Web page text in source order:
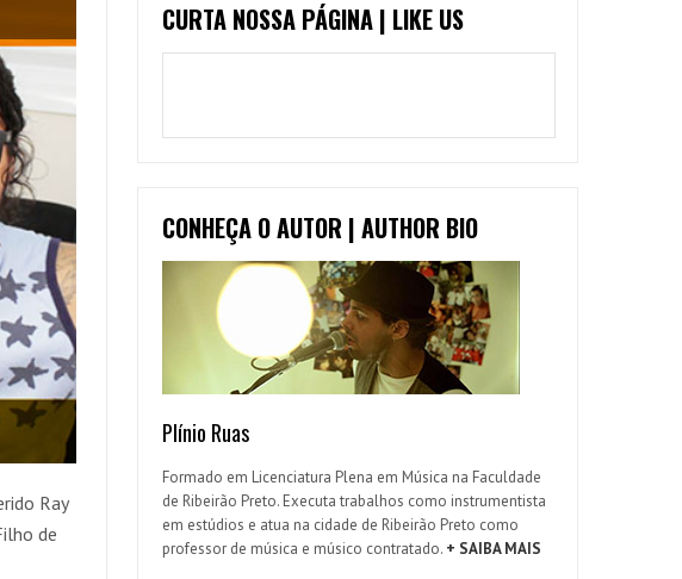
Ray
de
CURTA NOSSA PÁGINA | LIKE US
CONHEÇA O AUTOR | AUTHOR BIO
Plínio Ruas
Formado em Licenciatura Plena em Música na Faculdade
de Ribeirão Preto. Executa trabalhos como instrumentista
em estúdios e atua na cidade de Ribeirão Preto como
professor de música e músico contratado. + SAIBA MAIS